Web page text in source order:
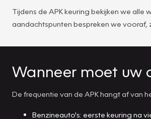
Tijdens de APK keuring bekijken we
aandachtspunten bespreken we vooraf,
Wanneer moet uw
De frequentie van de APK hangt af van
Benzineauto's: eerste keuring na